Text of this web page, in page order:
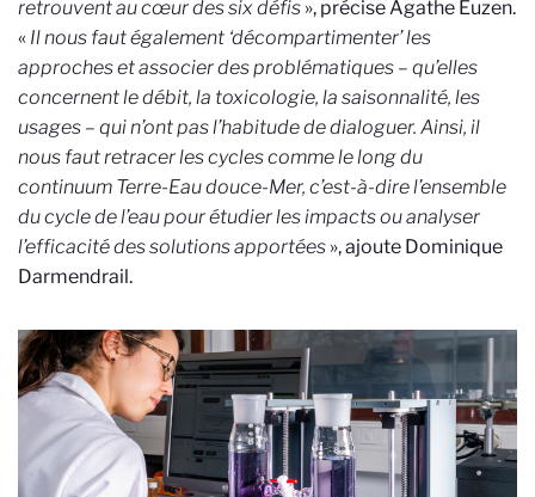
retrouvent au cœur des six défis », précise Agathe Euzen.
« Il nous faut également ‘décompartimenter’ les
approches et associer des problématiques – qu’elles
concernent le débit, la toxicologie, la saisonnalité, les
usages – qui n’ont pas l’habitude de dialoguer. Ainsi, il
nous faut retracer les cycles comme le long du
continuum Terre-Eau douce-Mer, c’est-à-dire l’ensemble
du cycle de l’eau pour étudier les impacts ou analyser
l’efficacité des solutions apportées », ajoute Dominique
Darmendrail.